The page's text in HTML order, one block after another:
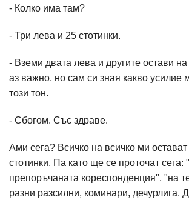
- Колко има там?
- Три лева и 25 стотинки.
- Вземи двата лева и другите остави
аз важно, но сам си зная какво усилие
този тон.
- Сбогом. Със здраве.
Ами сега? Всичко на всичко ми
стотинки. Па като ще се проточат сега:
препоръчаната кореспонденция", "на
разни разсилни, коминари, дечурлига.